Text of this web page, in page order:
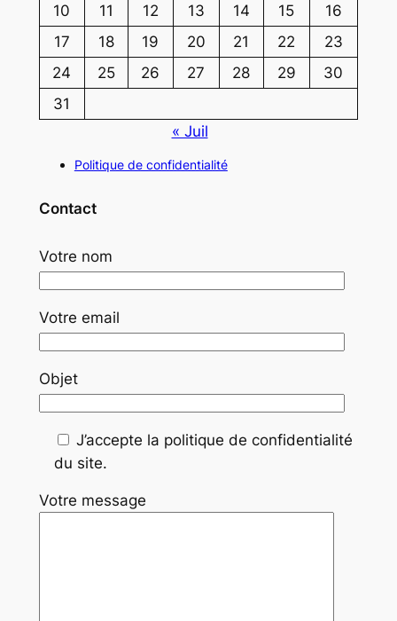
10
11 12 13 14 15
16
17
18 19 20 21 22
23
24
25 26 27 28 29
30
31
« Juil
Politique de confidentialité
Contact
Votre nom
Votre email
Objet
J’accepte la politique de confidentialité
du site.
Votre message